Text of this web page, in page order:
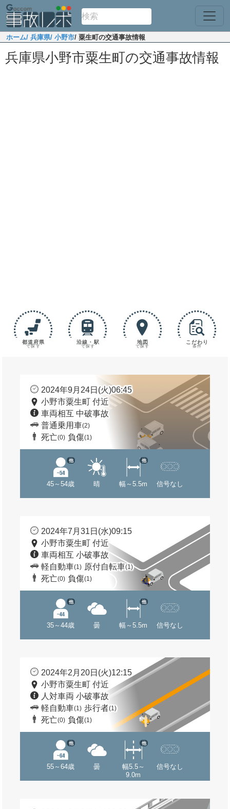
ホーム/ 兵庫県/ 小野市/ 粟生町の交通事故情報
兵庫県小野市粟生町の交通事故情報
都道府県
で探す
沿線・駅
で探す
地図
で探す
こだわり
条件
2024年9月24日(火)06:45
小野市粟生町 付近
車両相互 中破事故
普通乗用車(2)
死亡(0) 負傷(1)
45～54歳
他
晴 幅～5.5m
他
信号なし
2024年7月31日(水)09:15
小野市粟生町 付近
車両相互 小破事故
軽自動車(1) 原付自転車(1)
死亡(0) 負傷(1)
35～44歳
他
曇 幅～5.5m
他
信号なし
2024年2月20日(火)12:15
小野市粟生町 付近
人対車両 小破事故
軽自動車(1) 歩行者(1)
死亡(0) 負傷(1)
55～64歳
他
曇
幅5.5～
9.0m
他
信号なし